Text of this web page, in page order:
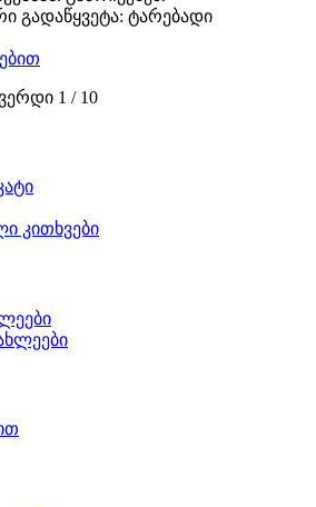
გადაწყვეტა: ტარებადი
1 / 10
კითხვები